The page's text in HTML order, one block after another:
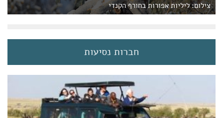
צילום: ליליות אפורות בחורף הקנדי
חברות נסיעות